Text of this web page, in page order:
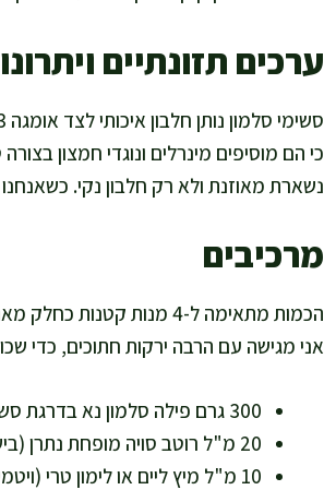
ערכים תזונתיים
נשארת מאוזנת ולא רק חלבון נקי.
מרכיבים
אני מגישה עם הרבה ירקות חתוכים, כדי
300 גרם פילה סלמון נא בדרגת סשימי, ללא עור וללא עצמות, קר מאוד (מקור לחלבון ואומגה 3)
20 מ"ל רוטב סויה מופחת נתרן (בישול בריא עם פחות מלח)
10 מ"ל מיץ ליים או לימון טרי (ויטמין C ותמיכה בספיגת ברזל)